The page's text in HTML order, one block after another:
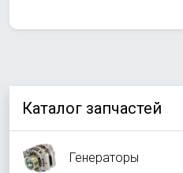
Каталог запчастей
Генераторы